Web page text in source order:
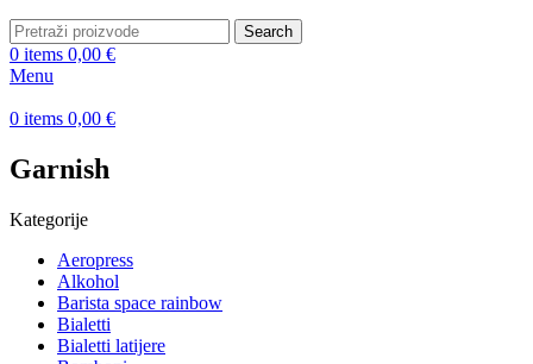
Search
0 items 0,00 €
Menu
0 items 0,00 €
Garnish
Kategorije
Aeropress
Alkohol
Barista space rainbow
Bialetti
Bialetti latijere